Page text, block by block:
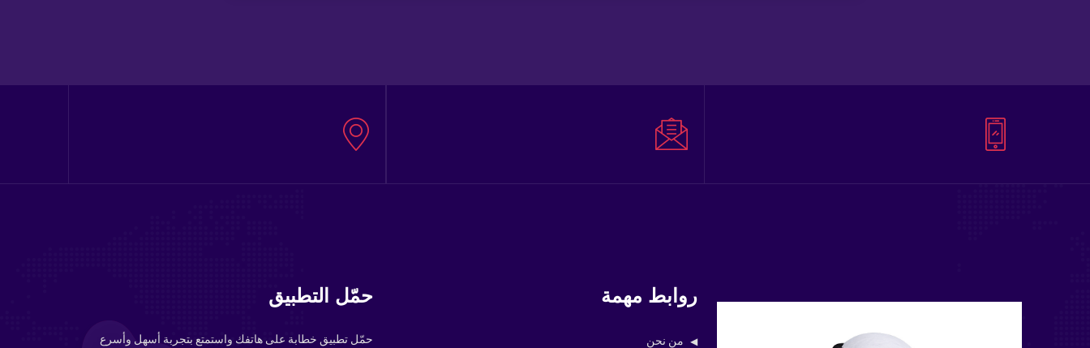
روابط مهمة
من نحن
حمّل التطبيق
حمّل تطبيق خطابة على هاتفك واستمتع بتجربة أسهل وأسرع